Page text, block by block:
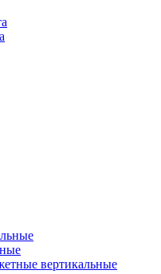
вертикальные